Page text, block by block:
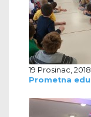
19 Prosinac, 2018
Prometna